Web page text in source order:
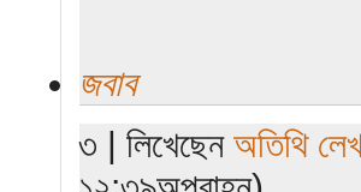
জবাব
৩ | লিখেছেনঅতিথি